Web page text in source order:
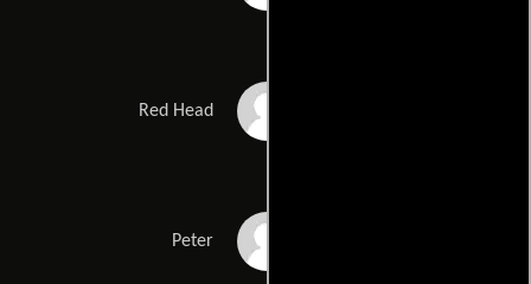
Red Head
Peter